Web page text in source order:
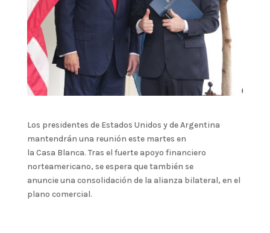
Los presidentes de Estados Unidos y de Argentina
mantendrán una reunión este martes en
la Casa Blanca. Tras el fuerte apoyo financiero
norteamericano, se espera que también se
anuncie una consolidación de la alianza bilateral, en el
plano comercial.